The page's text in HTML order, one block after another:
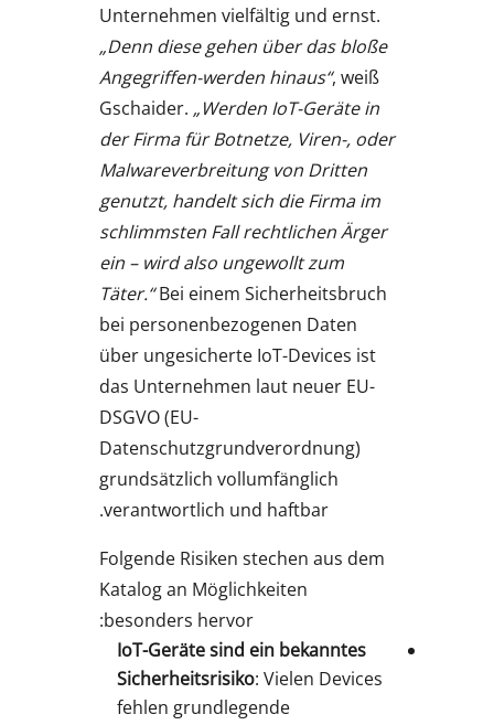
Unternehmen vielfältig und ernst.
„Denn diese gehen über das bloße
Angegriffen-werden hinaus“, weiß
Gschaider. „Werden IoT-Geräte in
der Firma für Botnetze, Viren-, oder
Malwareverbreitung von Dritten
genutzt, handelt sich die Firma im
schlimmsten Fall rechtlichen Ärger
ein – wird also ungewollt zum
Täter.“Bei einem Sicherheitsbruch
bei personenbezogenen Daten
über ungesicherte IoT-Devices ist
das Unternehmen laut neuer EU-
DSGVO (EU-
Datenschutzgrundverordnung)
grundsätzlich vollumfänglich
verantwortlich und haftbar.
Folgende Risiken stechen aus dem
Katalog an Möglichkeiten
besonders hervor:
IoT-Geräte sind ein bekanntes
Sicherheitsrisiko: Vielen Devices
fehlen grundlegende